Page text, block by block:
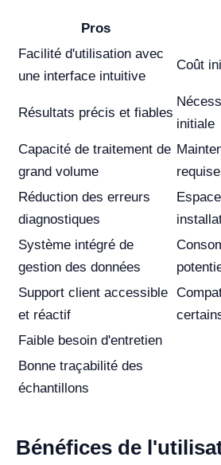
Pros
Facilité d'utilisation avec
une interface intuitive
Coût
Résultats précis et fiables
initiale
Capacité de traitement de
grand volume
requise
Réduction des erreurs
diagnostiques
Système intégré de
gestion des données
Support client accessible
et réactif
Faible besoin d'entretien
Bonne traçabilité des
échantillons
Bénéfices de